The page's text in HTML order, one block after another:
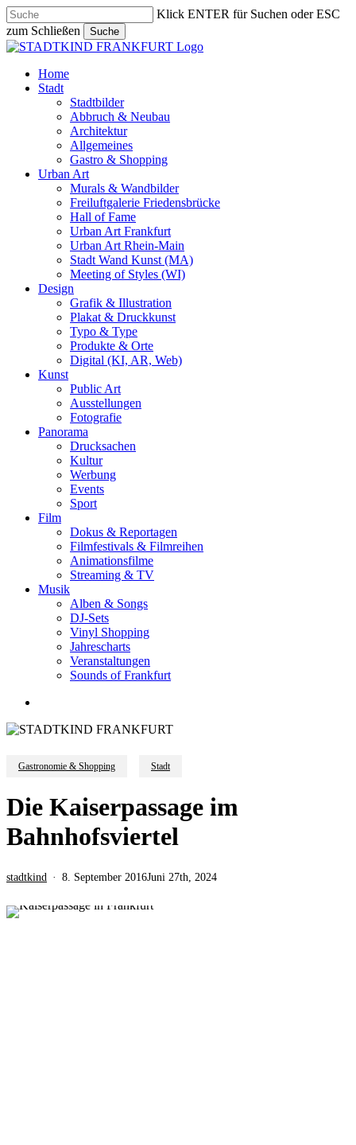
Skip
to
main
content
Klick ENTER für Suchen oder ESC
zum Schließen
Suche
Close
search
Menu
Home
Stadt
Stadtbilder
Abbruch & Neubau
Architektur
Allgemeines
Gastro & Shopping
Urban Art
Murals & Wandbilder
Freiluftgalerie Friedensbrücke
Hall of Fame
Urban Art Frankfurt
Urban Art Rhein-Main
Stadt Wand Kunst (MA)
Meeting of Styles (WI)
Design
Grafik & Illustration
Plakat & Druckkunst
Typo & Type
Produkte & Orte
Digital (KI, AR, Web)
Kunst
Public Art
Ausstellungen
Fotografie
Panorama
Drucksachen
Kultur
Werbung
Events
Sport
Film
Dokus & Reportagen
Filmfestivals & Filmreihen
Animationsfilme
Streaming & TV
Musik
Alben & Songs
DJ-Sets
Vinyl Shopping
Jahrescharts
Veranstaltungen
Sounds of Frankfurt
Gastronomie & Shopping Stadt
Die Kaiserpassage im
Bahnhofsviertel
stadtkind 8. September 2016Juni 27th, 2024